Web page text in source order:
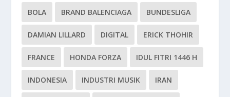
BOLA BRAND BALENCIAGA BUNDESLIGA
DAMIAN LILLARD DIGITAL ERICK THOHIR
FRANCE HONDA FORZA IDUL FITRI 1446 H
INDONESIA INDUSTRI MUSIK IRAN